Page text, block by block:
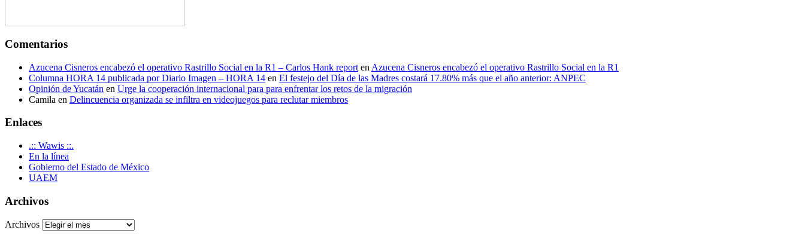
Comentarios
Azucena Cisneros encabezó el operativo Rastrillo Social en la R1 – Carlos Hank report en Azucena Cisneros encabezó el operativo Rastrillo Social en la R1
Columna HORA 14 publicada por Diario Imagen – HORA 14 en El festejo del Día de las Madres costará 17.80% más que el año anterior: ANPEC
Opinión de Yucatán en Urge la cooperación internacional para para enfrentar los retos de la migración
Camila en Delincuencia organizada se infiltra en videojuegos para reclutar miembros
Enlaces
.:: Wawis ::.
En la línea
Gobierno del Estado de México
UAEM
Archivos
Archivos